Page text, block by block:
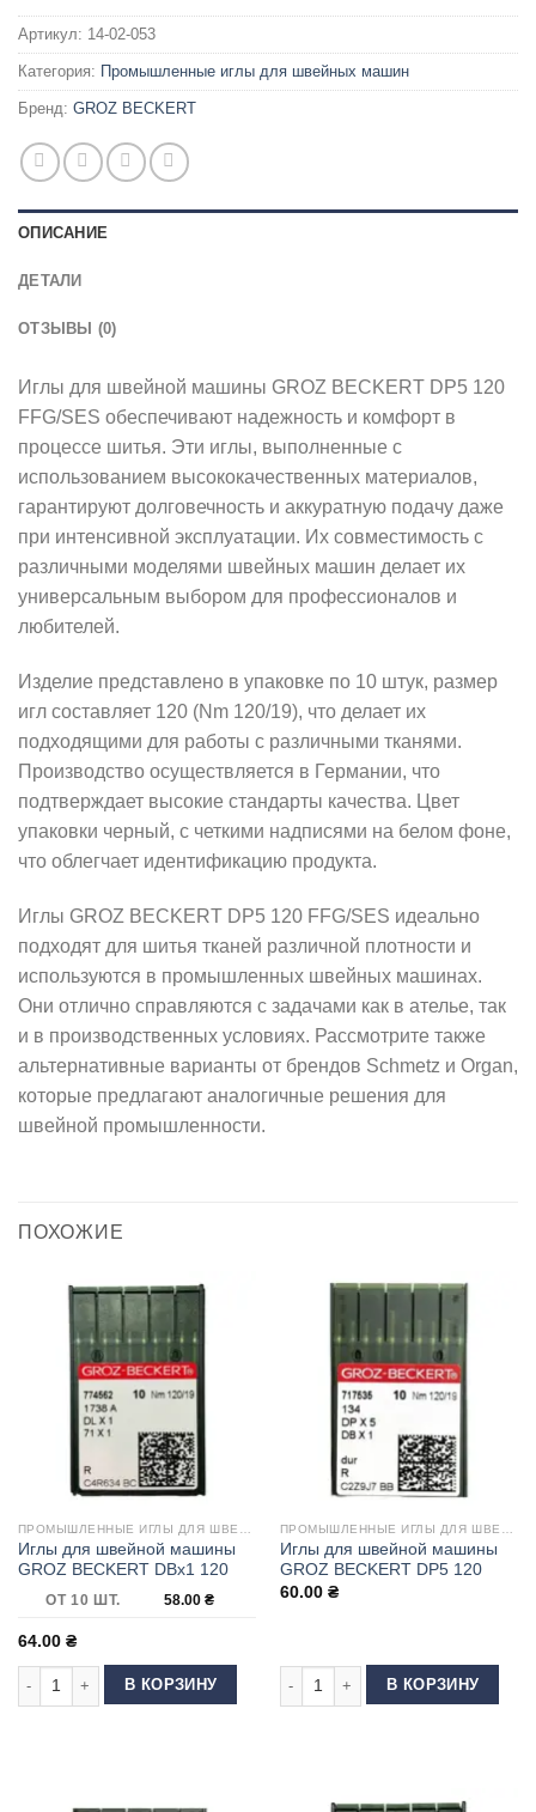
Артикул: 14-02-053
Категория: Промышленные иглы для швейных машин
Бренд: GROZ BECKERT
ОПИСАНИЕ
ДЕТАЛИ
ОТЗЫВЫ (0)
Иглы для швейной машины GROZ BECKERT DP5 120
FFG/SES обеспечивают надежность и комфорт в
процессе шитья. Эти иглы, выполненные с
использованием высококачественных материалов,
гарантируют долговечность и аккуратную подачу даже
при интенсивной эксплуатации. Их совместимость с
различными моделями швейных машин делает их
универсальным выбором для профессионалов и
любителей.
Изделие представлено в упаковке по 10 штук, размер
игл составляет 120 (Nm 120/19), что делает их
подходящими для работы с различными тканями.
Производство осуществляется в Германии, что
подтверждает высокие стандарты качества. Цвет
упаковки черный, с четкими надписями на белом фоне,
что облегчает идентификацию продукта.
Иглы GROZ BECKERT DP5 120 FFG/SES идеально
подходят для шитья тканей различной плотности и
используются в промышленных швейных машинах.
Они отлично справляются с задачами как в ателье, так
и в производственных условиях. Рассмотрите также
альтернативные варианты от брендов Schmetz и Organ,
которые предлагают аналогичные решения для
швейной промышленности.
ПОХОЖИЕ
Иглы для швейной машины
GROZ BECKERT DBx1 120
ОТ 10 ШТ. 58.00 ₴
64.00 ₴
Количество товара Иглы для швейной машины GROZ BECKERT DBx1
В КОРЗИНУ
Иглы для швейной машины
GROZ BECKERT DP5 120
60.00 ₴
Количество товара Иглы для
В КОРЗИНУ